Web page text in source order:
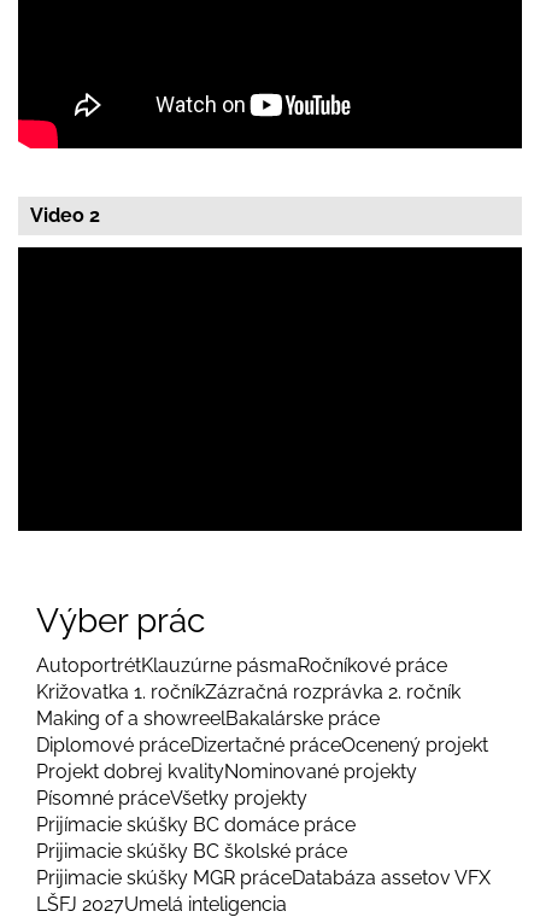
Video 2
Výber prác
AutoportrétKlauzúrne pásmaRočníkové práce
Križovatka 1. ročníkZázračná rozprávka 2. ročník
Making of a showreelBakalárske práce
Diplomové práceDizertačné práceOcenený projekt
Projekt dobrej kvalityNominované projekty
Písomné práceVšetky projekty
Prijímacie skúšky BC domáce práce
Prijimacie skúšky BC školské práce
Prijimacie skúšky MGR práceDatabáza assetov VFX
LŠFJ 2027Umelá inteligencia